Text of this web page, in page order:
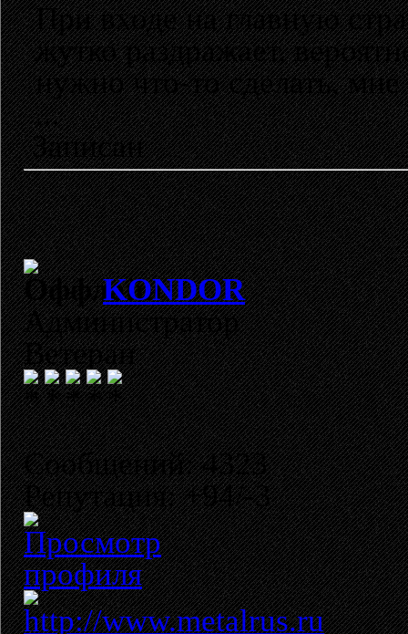
При входе на главную
жутко раздражает,
нужно что-то сделать,
...
Записан
KONDOR
Администратор
Ветеран
Сообщений: 4323
Репутация: +94/-3